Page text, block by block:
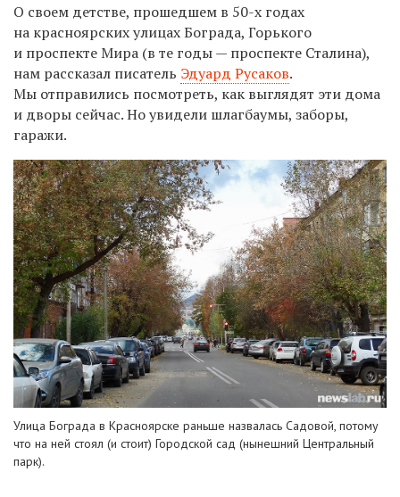
О своем детстве, прошедшем в 50-х годах
на красноярских улицах Бограда, Горького
и проспекте Мира (в те годы — проспекте Сталина),
нам рассказал писатель Эдуард Русаков.
Мы отправились посмотреть, как выглядят эти дома
и дворы сейчас. Но увидели шлагбаумы, заборы,
гаражи.
Улица Бограда в Красноярске раньше назвалась Садовой, потому
что на ней стоял (и стоит) Городской сад (нынешний Центральный
парк).